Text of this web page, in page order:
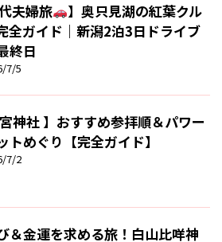
夫婦旅
】奥只見湖の紅葉クル
全ガイド｜新潟2泊3日ドライブ
終日
7/5
宮神社 】おすすめ参拝順＆パワー
トめぐり【完全ガイド】
7/2
＆金運を求める旅！白山比咩神